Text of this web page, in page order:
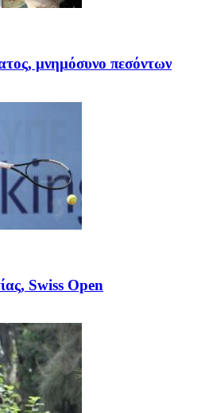
μνημόσυνο πεσόντων
Swiss Open